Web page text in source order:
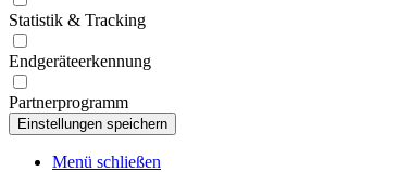
Statistik & Tracking
Endgeräteerkennung
Partnerprogramm
Menü schließen